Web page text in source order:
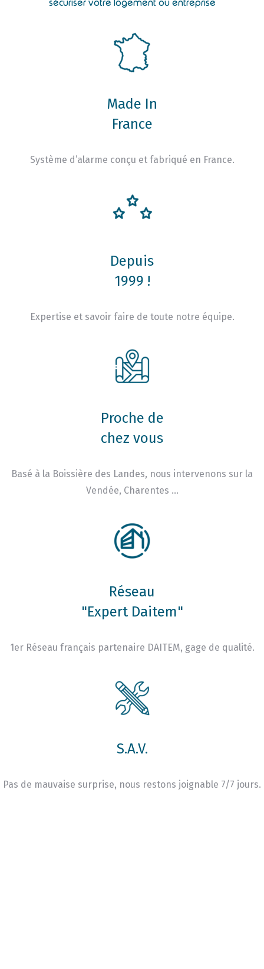
sécuriser votre logement ou entreprise
Made In
France
Système d’alarme conçu et fabriqué en France.
Depuis
1999 !
Expertise et savoir faire de toute notre équipe.
Proche de
chez vous
Basé à la Boissière des Landes, nous intervenons sur la
Vendée, Charentes …
Réseau
"Expert Daitem"
1er Réseau français partenaire DAITEM, gage de qualité.
S.A.V.
Pas de mauvaise surprise, nous restons joignable 7/7 jours.